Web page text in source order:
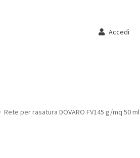
Accedi
Rete per rasatura DOVARO FV145 g/mq 50 ml